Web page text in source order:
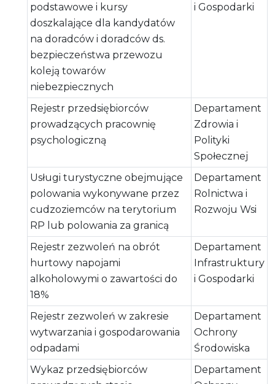
podstawowe i kursy
doszkalające dla kandydatów
na doradców i doradców ds.
bezpieczeństwa przewozu
koleją towarów
niebezpiecznych
i Gospodarki
Rejestr przedsiębiorców
prowadzących pracownię
psychologiczną
Departament
Zdrowia i
Polityki
Społecznej
Usługi turystyczne obejmujące
polowania wykonywane przez
cudzoziemców na terytorium
RP lub polowania za granicą
Departament
Rolnictwa i
Rozwoju Wsi
Rejestr zezwoleń na obrót
hurtowy napojami
alkoholowymi o zawartości do
18%
Departament
Infrastruktury
i Gospodarki
Rejestr zezwoleń w zakresie
wytwarzania i gospodarowania
odpadami
Departament
Ochrony
Środowiska
Wykaz przedsiębiorców
Departament